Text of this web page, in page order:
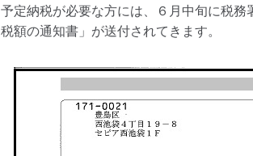
予定納税が必要な方には、６月中旬に税
税額の通知書」が送付されてきます。